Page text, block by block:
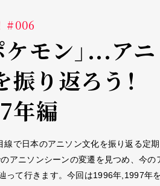
#006
ケモン」...アニ
り返ろう！
年編
線で日本のアニソン文化を振り返る定期
アニソンシーンの変遷を見つめ、今の
って行きます。今回は1996年,1997年を